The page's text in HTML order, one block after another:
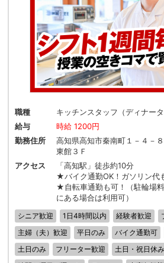
職種
キッチンスタッフ（ディナータ
給与
時給 1200円
勤務住所
高知県高知市秦南町１－４－
東館３Ｆ
アクセス
「高知駅」徒歩約10分
★バイク通勤OK！ガソリン代
★自転車通勤も可！（駐輪場
にある場合は利用可）
シニア歓迎 1日4時間以内 経験者歓迎
主婦（夫）歓迎
平日のみ バイク通勤可
土日のみ
フリーター歓迎 土日・祝日休み